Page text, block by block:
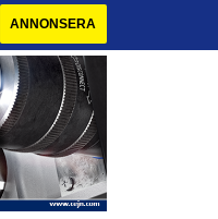
ANNONSERA